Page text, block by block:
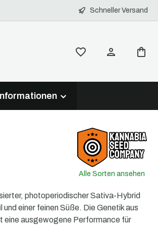
Schneller Versand
Informationen
Alle Sorten ansehen
photoperiodischer Sativa-Hybrid
einer feinen Süße. Die Genetik aus
eine ausgewogene Performance für